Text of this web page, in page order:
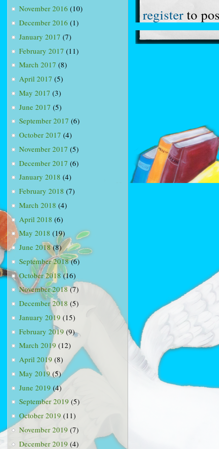
November 2016 (10)
December 2016 (1)
January 2017 (7)
February 2017 (11)
March 2017 (8)
April 2017 (5)
May 2017 (3)
June 2017 (5)
September 2017 (6)
October 2017 (4)
November 2017 (5)
December 2017 (6)
January 2018 (4)
February 2018 (7)
March 2018 (4)
April 2018 (6)
May 2018 (19)
June 2018(8)
September 2018(6)
October 2018(16)
November 2018(7)
December 2018 (5)
January 2019 (15)
February 2019 (9)
March 2019 (12)
April 2019 (8)
May 2019(5)
June 2019 (4)
September 2019 (5)
October 2019 (11)
November 2019 (7)
December 2019 (4)
registerto